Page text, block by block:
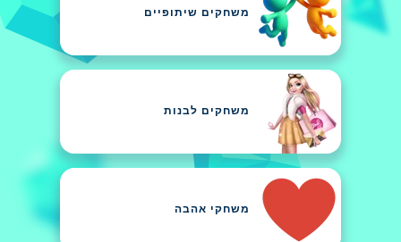
משחקים שיתופיים
משחקים לבנות
משחקי אהבה